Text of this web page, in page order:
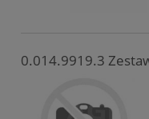
0.014.9919.3